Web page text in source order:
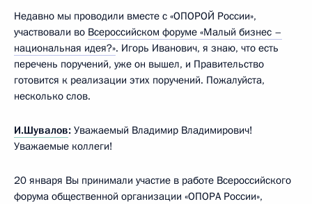
Недавно мы проводили вместе с «ОПОРОЙ России»,
участвовали во Всероссийском форуме «Малый бизнес –
национальная идея?». Игорь Иванович, я знаю, что есть
перечень поручений, уже он вышел, и Правительство
готовится к реализации этих поручений. Пожалуйста,
несколько слов.
И.Шувалов: Уважаемый Владимир Владимирович!
Уважаемые коллеги!
20 января Вы принимали участие в работе Всероссийского
форума общественной организации «ОПОРА России»,